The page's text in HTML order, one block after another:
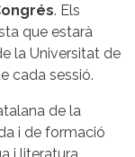
. Els
que estarà
la Universitat de
cada sessió.
de la
i de formació